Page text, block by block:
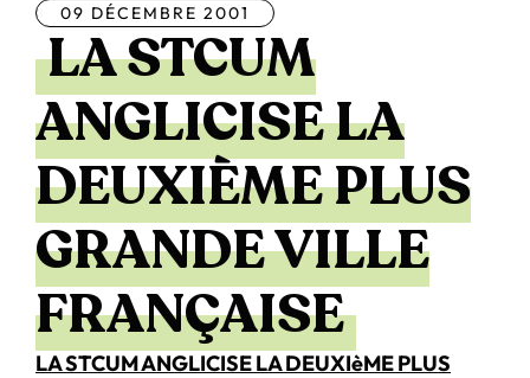
09 DÉCEMBRE 2001
LA STCUM
ANGLICISE LA
DEUXIÈME PLUS
GRANDE VILLE
FRANÇAISE
LA STCUM ANGLICISE LA DEUXIèME PLUS